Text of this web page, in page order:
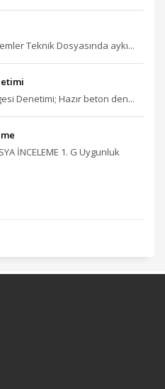
Teknik Dosyasında aykı...
Denetimi; Hazır beton den...
İNCELEME 1. G Uygunluk